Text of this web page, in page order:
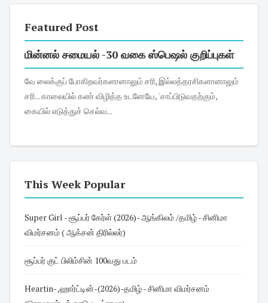
Featured Post
மின்னல் சமையல் -30 வகை ஸ்பெஷல் குறிப்புகள்
வே லைக்குப் போகிறவர்களானாலும் சரி, இல்லத்தரசிகளானாலும்
சரி... காலையில் கண் விழித்த உடனேயே, 'சாப்பிடுவதற்கும்,
கையில் எடுத்துச் செல்வ...
This Week Popular
Super Girl - சூப்பர் கேர்ள் (2026)- ஆங்கிலம் /தமிழ் - சினிமா
விமர்சனம் ( ஆக்சன் திரில்லர்)
சூப்பர் குட் பிலிம்சின் 100வது படம்
Heartin- ,ஹார்ட்டின்-(2026)-தமிழ் - சினிமா விமர்சனம்